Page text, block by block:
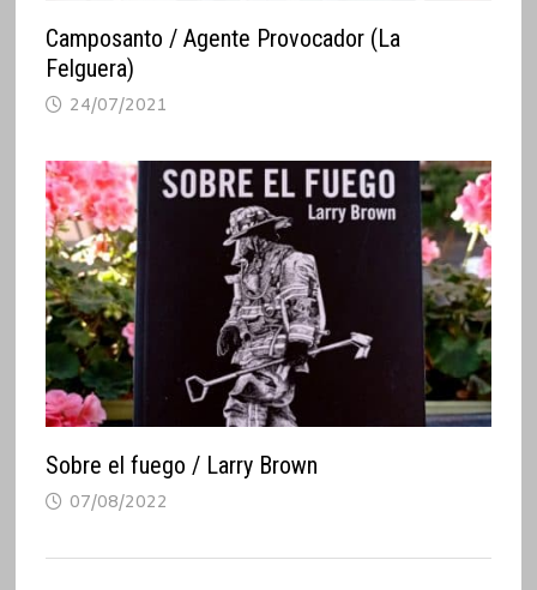
Camposanto / Agente Provocador (La
Felguera)
24/07/2021
Sobre el fuego / Larry Brown
07/08/2022